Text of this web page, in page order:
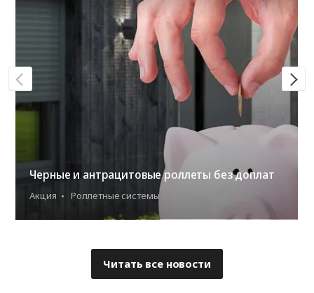
Черные и антрацитовые роллеты без доплат
Акция Роллетные системы
Читать все новости